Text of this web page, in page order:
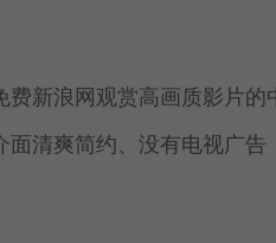
费新浪网观赏高画质影片
面清爽简约、没有电视广